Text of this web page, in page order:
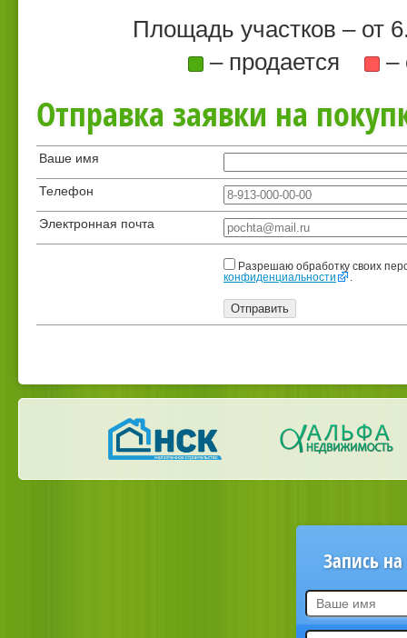
Площадь участков – от
– продается
–
Отправка заявки на
Ваше имя
Телефон
Электронная почта
Разрешаю обработку своих
конфиденциальности
Запись